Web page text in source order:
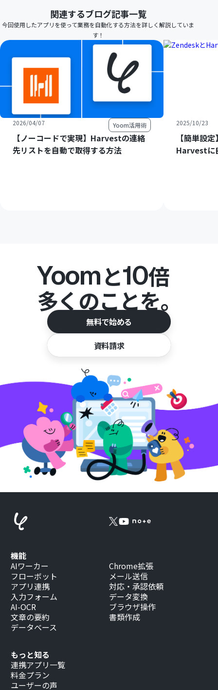
関連するブログ記事一覧
今回使用したアプリを使って業務を自動化する方法を詳しく解説していま
す！
2026/04/07 Yoom活用術
【ノーコードで実現】Harvestの連絡
先リストを自動で取得する方法
2025/10/23
【簡単設
Harvestに
Yoomと10倍
多くのことを。
無料で始める
資料請求
もっと知る
連携アプリ一覧
料金プラン
ユーザーの声
機能
AIワーカー
フローボット
アプリ連携
入力フォーム
AI-OCR
文章の要約
データベース
Chrome拡張
メール送信
対応・承認依頼
データ変換
ブラウザ操作
書類作成